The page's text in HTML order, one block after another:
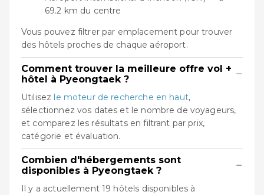
69.2 km du centre
Vous pouvez filtrer par emplacement pour trouver
des hôtels proches de chaque aéroport.
Comment trouver la meilleure offre vol +
hôtel à Pyeongtaek ?
−
Utilisez le moteur de recherche en haut,
sélectionnez vos dates et le nombre de voyageurs,
et comparez les résultats en filtrant par prix,
catégorie et évaluation.
Combien d'hébergements sont
disponibles à Pyeongtaek ?
−
Il y a actuellement 19 hôtels disponibles à